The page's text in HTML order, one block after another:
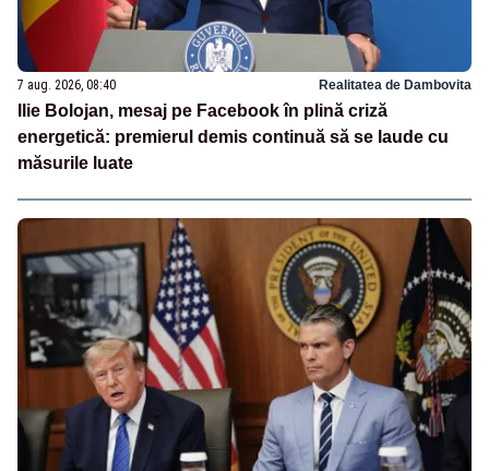
7 aug. 2026, 08:40 Realitatea de Dambovita
Ilie Bolojan, mesaj pe Facebook în plină criză
energetică: premierul demis continuă să se laude cu
măsurile luate